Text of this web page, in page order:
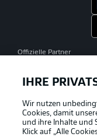
Offizielle Partner
IHRE
Wir nutzen
Cookies, damit
und ihre Inhalte und
Klick auf „Alle